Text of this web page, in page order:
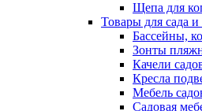
Щепа для
Товары для сада и
Бассейны,
Зонты
Качели
Кресла
Мебель
Садовая